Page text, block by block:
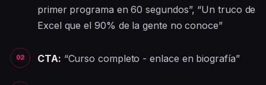
primer programa en 60 segundos”, “Un truco de
Excel que el 90% de la gente no conoce”
CTA: “Curso completo - enlace en biografía”